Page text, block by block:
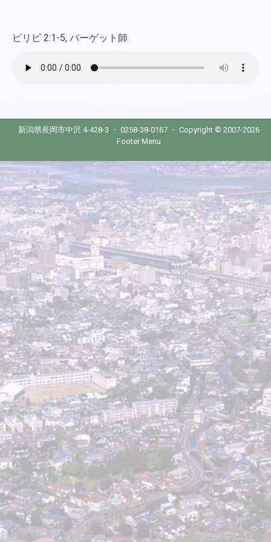
ピリピ 2:1-5, バーゲット師
新潟県長岡市中沢 4-428-3 ・ 0258-38-0167 ・ Copyright © 2007-2026
Footer Menu